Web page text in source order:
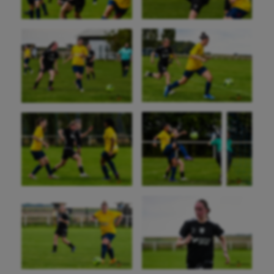
Golf
Gymnastique
Gymnastique rythmique
Haltérophilie
Handisport
Hippisme
Jeux Olympiques et Paralympiques
Kayak-polo
Korfbal
Longue paume